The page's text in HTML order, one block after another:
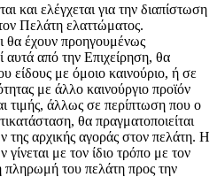
και ελέγχεται για την διαπίστωση
Πελάτη ελαττώματος.
θα έχουν προηγουμένως
αυτά από την Επιχείρηση, θα
είδους με όμοιο καινούριο, ή σε
με άλλο καινούργιο προϊόν
τιμής, άλλως σε περίπτωση που ο
θα πραγματοποιείται
της αρχικής αγοράς στον πελάτη. Η
με τον ίδιο τρόπο με τον
πληρωμή του πελάτη προς την